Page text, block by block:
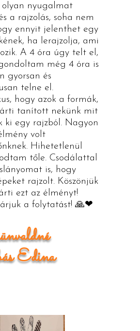
nyugalmat
a rajzolás, soha nem
ennyit jelenthet egy
ha lerajzolja, ami
A 4 óra úgy telt el,
még 4 óra is
gyorsan és
telne el.
hogy azok a formák,
tanított nekünk mit
ki egy rajzból. Nagyon
volt
Hihetetlenül
tőle. Csodálattal
is, hogy
rajzolt. Köszönjük
ezt az élményt!
a folytatást! 🙏❤
Edina